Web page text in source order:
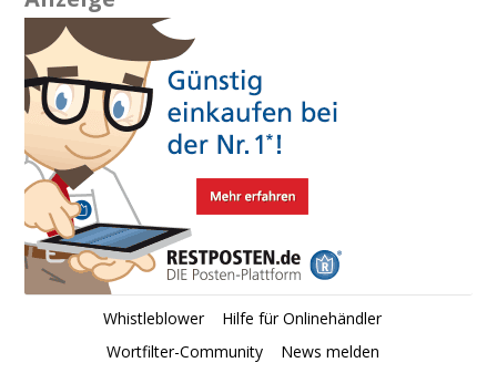
Whistleblower
Hilfe für Onlinehändler
Wortfilter-Community
News melden